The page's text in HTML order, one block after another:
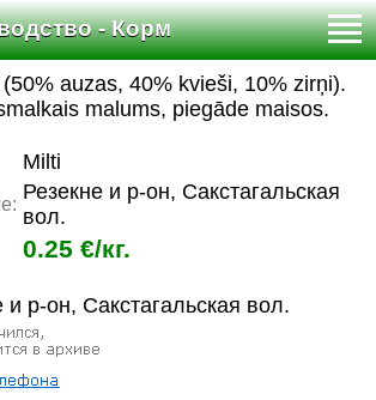
- Корм
auzas, 40% kvieši, 10% zirņi).
malums, piegāde maisos.
Milti
Резекне и р-он, Сакстагальская
вол.
0.25 €/кг.
и р-он, Сакстагальская вол.